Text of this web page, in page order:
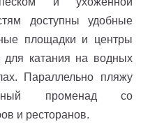
доступны удобные
площадки и центры
для катания на водных
Параллельно пляжу
променад со
и ресторанов.